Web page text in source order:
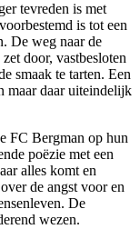
tevreden is met
is tot een
De weg naar de
door, vastbesloten
smaak te tarten. Een
maar daar uiteindelijk
FC Bergman op hun
poëzie met een
alles komt en
de angst voor en
De
wezen.